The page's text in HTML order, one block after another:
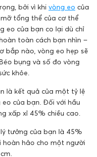
bởi vì khi vòng eo của
tổng thể của cơ thể
eo của bạn co lại dù chỉ
toàn cách bạn nhìn –
bắp nào, vòng eo hẹp sẽ
bụng và số đo vòng
khỏe.
là kết quả của một tỷ lệ
của bạn. Đối với hầu
xấp xỉ 45% chiều cao.
tưởng của bạn là 45%
hoàn hảo cho một người